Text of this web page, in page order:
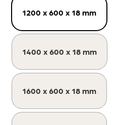
1200 x 600 x 18 mm
1400 x 600 x 18 mm
1600 x 600 x 18 mm